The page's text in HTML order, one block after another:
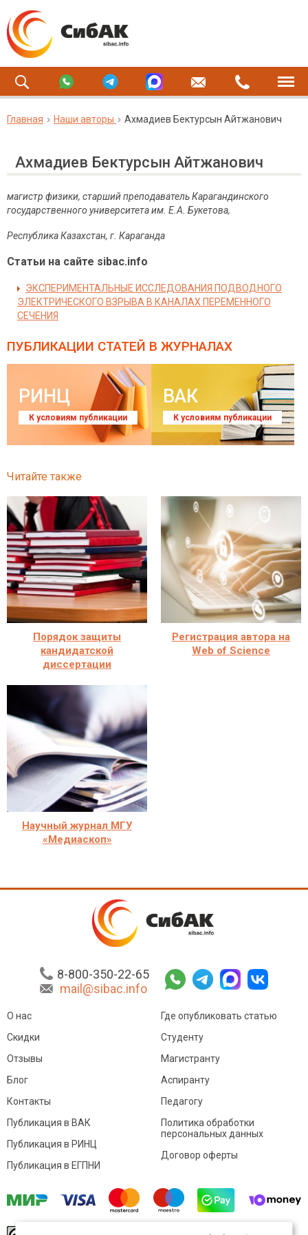
Главная Наши авторы Ахмадиев Бектурсын Айтжанович
Ахмадиев Бектурсын Айтжанович
магистр физики, старший преподавательКарагандинского
государственного университета им. Е.А. Букетова,
Республика Казахстан, г. Караганда
Статьи на сайте sibac.info
ЭКСПЕРИМЕНТАЛЬНЫЕ ИССЛЕДОВАНИЯ ПОДВОДНОГО
ЭЛЕКТРИЧЕСКОГО ВЗРЫВА В КАНАЛАХ ПЕРЕМЕННОГО
СЕЧЕНИЯ
ПУБЛИКАЦИИ СТАТЕЙ В ЖУРНАЛАХ
РИНЦ
К условиям публикации
ВАК
К условиям публикации
Читайте также
Порядок защиты
кандидатской
диссертации
Регистрация автора на
Web of Science
Научный журнал МГУ
«Медиаскоп»
8-800-350-22-65
mail@sibac.info
О нас
Скидки
Отзывы
Блог
Контакты
Где опубликовать статью
Студенту
Магистранту
Аспиранту
Педагогу
Публикация в ВАК
Публикация в РИНЦ
Публикация в ЕГПНИ
Политика обработки
персональных данных
Договор оферты